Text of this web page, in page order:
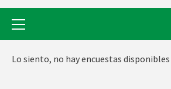
Lo siento, no hay encuestas